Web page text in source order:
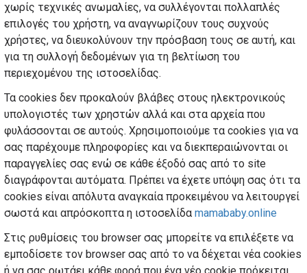
χωρίς τεχνικές ανωμαλίες, να συλλέγονται πολλαπλές
επιλογές του χρήστη, να αναγνωρίζουν τους συχνούς
χρήστες, να διευκολύνουν την πρόσβαση τους σε αυτή, και
για τη συλλογή δεδομένων για τη βελτίωση του
περιεχομένου της ιστοσελίδας.
Τα cookies δεν προκαλούν βλάβες στους ηλεκτρονικούς
υπολογιστές των χρηστών αλλά και στα αρχεία που
φυλάσσονται σε αυτούς. Χρησιμοποιούμε τα cookies για να
σας παρέχουμε πληροφορίες και να διεκπεραιώνονται οι
παραγγελίες σας ενώ σε κάθε έξοδό σας από το site
διαγράφονται αυτόματα. Πρέπει να έχετε υπόψη σας ότι τα
cookies είναι απόλυτα αναγκαία προκειμένου να λειτουργεί
σωστά και απρόσκοπτα η ιστοσελίδα mamababy.online
Στις ρυθμίσεις του browser σας μπορείτε να επιλέξετε να
εμποδίσετε τον browser σας από το να δέχεται νέα cookies